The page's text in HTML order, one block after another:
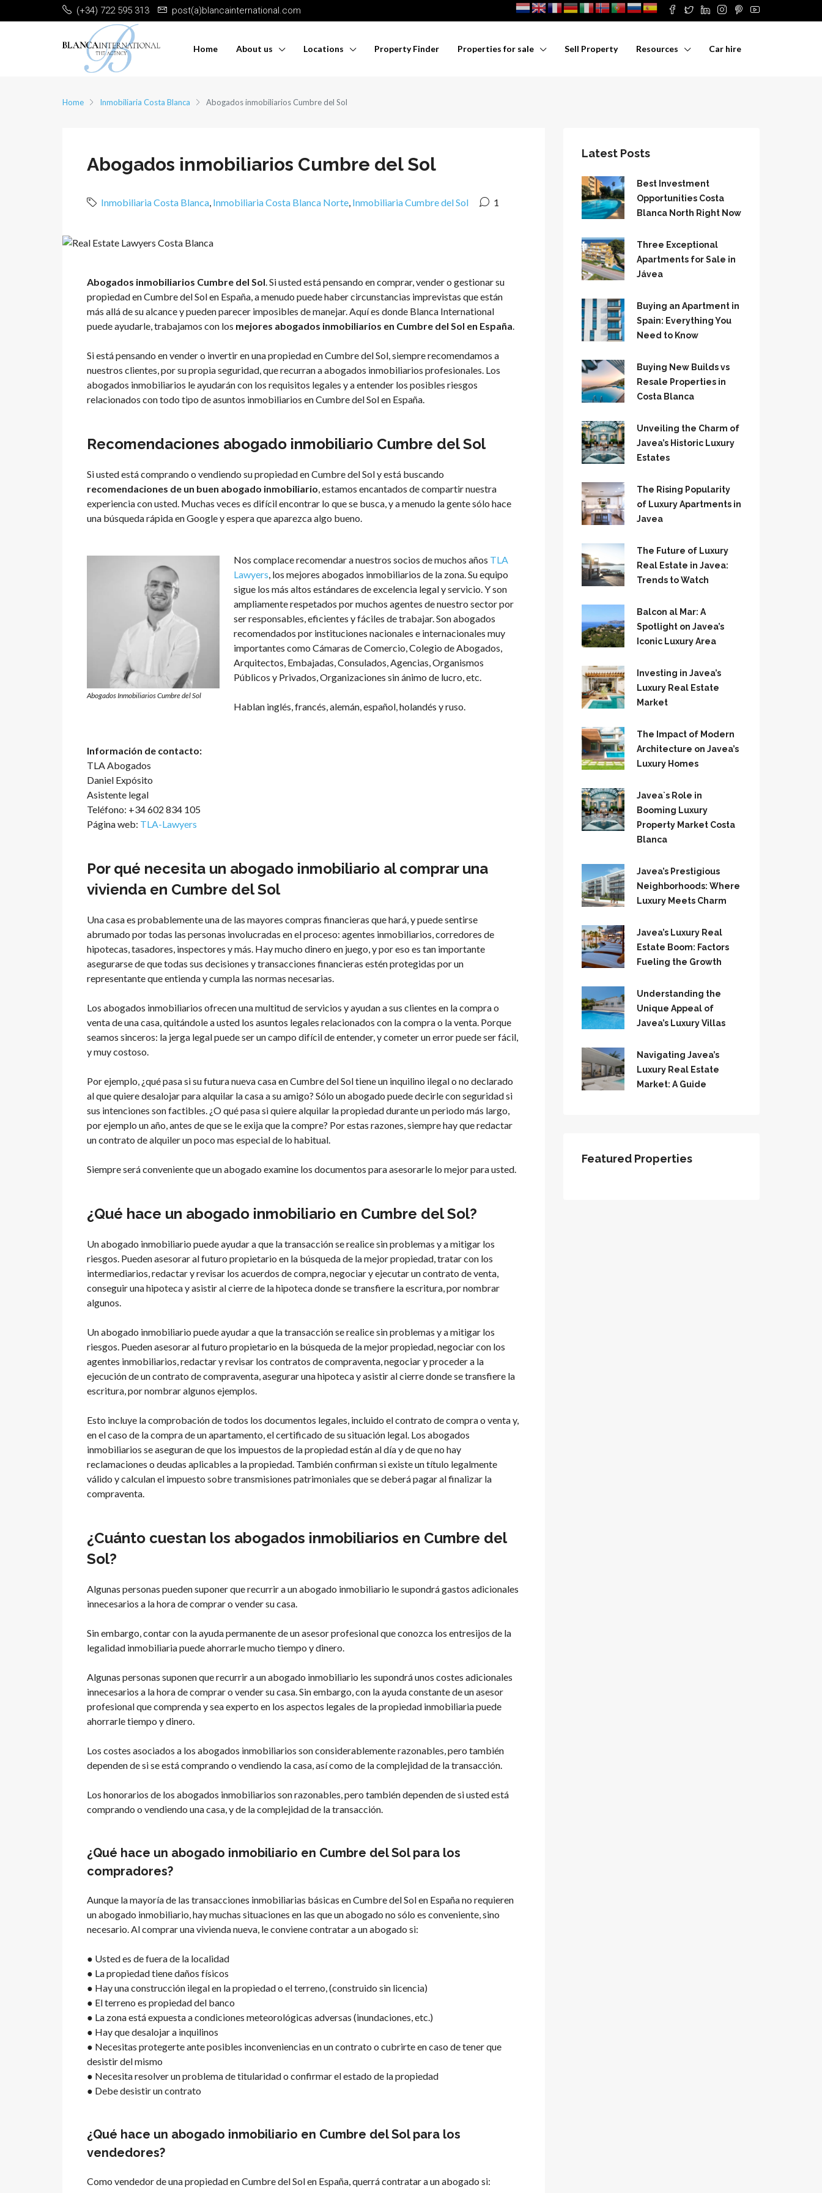
(+34) 722 595 313 post(a)blancainternational.com
Home About us Locations Property Finder Properties for sale Sell Property Resources Car hire
Home Inmobiliaria Costa Blanca Abogados inmobiliarios Cumbre del Sol
Abogados inmobiliarios Cumbre del Sol
Inmobiliaria Costa Blanca, Inmobiliaria Costa Blanca Norte, Inmobiliaria Cumbre del Sol 1
Abogados inmobiliarios Cumbre del Sol. Si usted está pensando en comprar, vender o gestionar su
propiedad en Cumbre del Sol en España, a menudo puede haber circunstancias imprevistas que están
más allá de su alcance y pueden parecer imposibles de manejar. Aquí es donde Blanca International
puede ayudarle, trabajamos con los mejores abogados inmobiliarios en Cumbre del Sol en España.
Si está pensando en vender o invertir en una propiedad en Cumbre del Sol, siempre recomendamos a
nuestros clientes, por su propia seguridad, que recurran a abogados inmobiliarios profesionales. Los
abogados inmobiliarios le ayudarán con los requisitos legales y a entender los posibles riesgos
relacionados con todo tipo de asuntos inmobiliarios en Cumbre del Sol en España.
Recomendaciones abogado inmobiliario Cumbre del Sol
Si usted está comprando o vendiendo su propiedad en Cumbre del Sol y está buscando
recomendaciones de un buen abogado inmobiliario, estamos encantados de compartir nuestra
experiencia con usted. Muchas veces es difícil encontrar lo que se busca, y a menudo la gente sólo hace
una búsqueda rápida en Google y espera que aparezca algo bueno.
Abogados Inmobiliarios Cumbre del Sol
Nos complace recomendar a nuestros socios de muchos años TLA
Lawyers, los mejores abogados inmobiliarios de la zona. Su equipo
sigue los más altos estándares de excelencia legal y servicio. Y son
ampliamente respetados por muchos agentes de nuestro sector por
ser responsables, eficientes y fáciles de trabajar. Son abogados
recomendados por instituciones nacionales e internacionales muy
importantes como Cámaras de Comercio, Colegio de Abogados,
Arquitectos, Embajadas, Consulados, Agencias, Organismos
Públicos y Privados, Organizaciones sin ánimo de lucro, etc.
Hablan inglés, francés, alemán, español, holandés y ruso.
Información de contacto:
TLA Abogados
Daniel Expósito
Asistente legal
Teléfono: +34 602 834 105
Página web: TLA-Lawyers
Por qué necesita un abogado inmobiliario al comprar una
vivienda en Cumbre del Sol
Una casa es probablemente una de las mayores compras financieras que hará, y puede sentirse
abrumado por todas las personas involucradas en el proceso: agentes inmobiliarios, corredores de
hipotecas, tasadores, inspectores y más. Hay mucho dinero en juego, y por eso es tan importante
asegurarse de que todas sus decisiones y transacciones financieras estén protegidas por un
representante que entienda y cumpla las normas necesarias.
Los abogados inmobiliarios ofrecen una multitud de servicios y ayudan a sus clientes en la compra o
venta de una casa, quitándole a usted los asuntos legales relacionados con la compra o la venta. Porque
seamos sinceros: la jerga legal puede ser un campo difícil de entender, y cometer un error puede ser fácil,
y muy costoso.
Por ejemplo, ¿qué pasa si su futura nueva casa en Cumbre del Sol tiene un inquilino ilegal o no declarado
al que quiere desalojar para alquilar la casa a su amigo? Sólo un abogado puede decirle con seguridad si
sus intenciones son factibles. ¿O qué pasa si quiere alquilar la propiedad durante un periodo más largo,
por ejemplo un año, antes de que se le exija que la compre? Por estas razones, siempre hay que redactar
un contrato de alquiler un poco mas especial de lo habitual.
Siempre será conveniente que un abogado examine los documentos para asesorarle lo mejor para usted.
¿Qué hace un abogado inmobiliario en Cumbre del Sol?
Un abogado inmobiliario puede ayudar a que la transacción se realice sin problemas y a mitigar los
riesgos. Pueden asesorar al futuro propietario en la búsqueda de la mejor propiedad, tratar con los
intermediarios, redactar y revisar los acuerdos de compra, negociar y ejecutar un contrato de venta,
conseguir una hipoteca y asistir al cierre de la hipoteca donde se transfiere la escritura, por nombrar
algunos.
Un abogado inmobiliario puede ayudar a que la transacción se realice sin problemas y a mitigar los
riesgos. Pueden asesorar al futuro propietario en la búsqueda de la mejor propiedad, negociar con los
agentes inmobiliarios, redactar y revisar los contratos de compraventa, negociar y proceder a la
ejecución de un contrato de compraventa, asegurar una hipoteca y asistir al cierre donde se transfiere la
escritura, por nombrar algunos ejemplos.
Esto incluye la comprobación de todos los documentos legales, incluido el contrato de compra o venta y,
en el caso de la compra de un apartamento, el certificado de su situación legal. Los abogados
inmobiliarios se aseguran de que los impuestos de la propiedad están al día y de que no hay
reclamaciones o deudas aplicables a la propiedad. También confirman si existe un título legalmente
válido y calculan el impuesto sobre transmisiones patrimoniales que se deberá pagar al finalizar la
compraventa.
¿Cuánto cuestan los abogados inmobiliarios en Cumbre del
Sol?
Algunas personas pueden suponer que recurrir a un abogado inmobiliario le supondrá gastos adicionales
innecesarios a la hora de comprar o vender su casa.
Sin embargo, contar con la ayuda permanente de un asesor profesional que conozca los entresijos de la
legalidad inmobiliaria puede ahorrarle mucho tiempo y dinero.
Algunas personas suponen que recurrir a un abogado inmobiliario les supondrá unos costes adicionales
innecesarios a la hora de comprar o vender su casa. Sin embargo, con la ayuda constante de un asesor
profesional que comprenda y sea experto en los aspectos legales de la propiedad inmobiliaria puede
ahorrarle tiempo y dinero.
Los costes asociados a los abogados inmobiliarios son considerablemente razonables, pero también
dependen de si se está comprando o vendiendo la casa, así como de la complejidad de la transacción.
Los honorarios de los abogados inmobiliarios son razonables, pero también dependen de si usted está
comprando o vendiendo una casa, y de la complejidad de la transacción.
¿Qué hace un abogado inmobiliario en Cumbre del Sol para los
compradores?
Aunque la mayoría de las transacciones inmobiliarias básicas en Cumbre del Sol en España no requieren
un abogado inmobiliario, hay muchas situaciones en las que un abogado no sólo es conveniente, sino
necesario. Al comprar una vivienda nueva, le conviene contratar a un abogado si:
● Usted es de fuera de la localidad
● La propiedad tiene daños físicos
● Hay una construcción ilegal en la propiedad o el terreno, (construido sin licencia)
● El terreno es propiedad del banco
● La zona está expuesta a condiciones meteorológicas adversas (inundaciones, etc.)
● Hay que desalojar a inquilinos
● Necesitas protegerte ante posibles inconveniencias en un contrato o cubrirte en caso de tener que
desistir del mismo
● Necesita resolver un problema de titularidad o confirmar el estado de la propiedad
● Debe desistir un contrato
¿Qué hace un abogado inmobiliario en Cumbre del Sol para los
vendedores?
Como vendedor de una propiedad en Cumbre del Sol en España, querrá contratar a un abogado si:
Latest Posts
Best Investment
Opportunities Costa
Blanca North Right Now
Three Exceptional
Apartments for Sale in
Jávea
Buying an Apartment in
Spain: Everything You
Need to Know
Buying New Builds vs
Resale Properties in
Costa Blanca
Unveiling the Charm of
Javea’s Historic Luxury
Estates
The Rising Popularity
of Luxury Apartments in
Javea
The Future of Luxury
Real Estate in Javea:
Trends to Watch
Balcon al Mar: A
Spotlight on Javea’s
Iconic Luxury Area
Investing in Javea’s
Luxury Real Estate
Market
The Impact of Modern
Architecture on Javea’s
Luxury Homes
Javea`s Role in
Booming Luxury
Property Market Costa
Blanca
Javea’s Prestigious
Neighborhoods: Where
Luxury Meets Charm
Javea’s Luxury Real
Estate Boom: Factors
Fueling the Growth
Understanding the
Unique Appeal of
Javea’s Luxury Villas
Navigating Javea’s
Luxury Real Estate
Market: A Guide
Featured Properties